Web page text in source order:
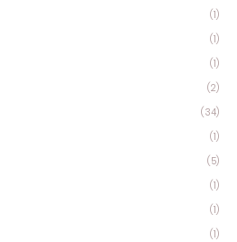
(1)
(1)
(1)
(2)
(34)
(1)
(5)
(1)
(1)
(1)